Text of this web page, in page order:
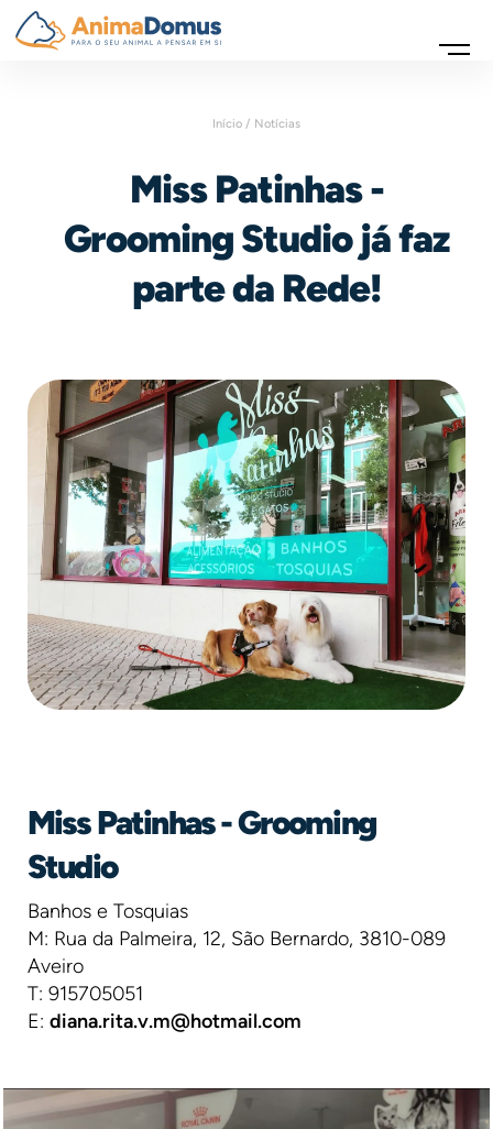
Início / Notícias
Miss Patinhas -
Grooming Studio já faz
parte da Rede!
Miss Patinhas - Grooming
Studio
Banhos e Tosquias
M: Rua da Palmeira, 12, São Bernardo, 3810-089
Aveiro
T: 915705051
E: diana.rita.v.m@hotmail.com